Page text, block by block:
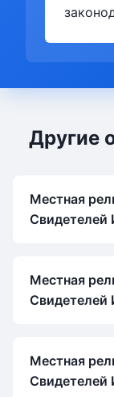
Другие
Местная
Свидетелей
Местная
Свидетелей
Местная
Свидетелей